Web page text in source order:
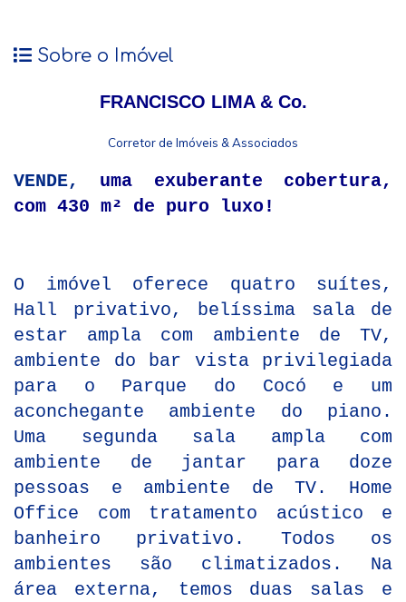
Sobre o Imóvel
FRANCISCO LIMA & Co.
Corretor de Imóveis & Associados
VENDE, uma exuberante cobertura,
com 430 m² de puro luxo!
O imóvel oferece quatro suítes,
Hall privativo, belíssima sala de
estar ampla com ambiente de TV,
ambiente do bar vista privilegiada
para o Parque do Cocó e um
aconchegante ambiente do piano.
Uma segunda sala ampla com
ambiente de jantar para doze
pessoas e ambiente de TV. Home
Office com tratamento acústico e
banheiro privativo. Todos os
ambientes são climatizados. Na
área externa, temos duas salas e